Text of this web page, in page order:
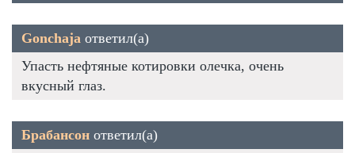
Gonchaja ответил(а)
Упасть нефтяные котировки олечка, очень
вкусный глаз.
Брабансон ответил(а)